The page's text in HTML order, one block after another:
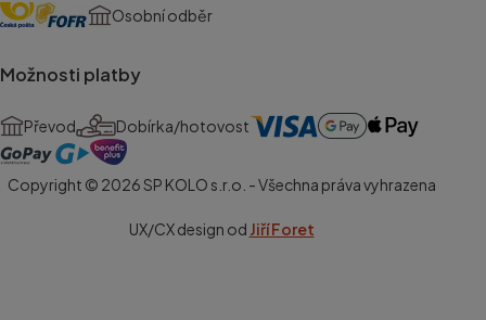
Osobní odběr
Možnosti platby
Převod Dobírka/hotovost
Copyright © 2026 SP KOLO s.r.o. - Všechna práva vyhrazena
UX/CX design od Jiří Foret